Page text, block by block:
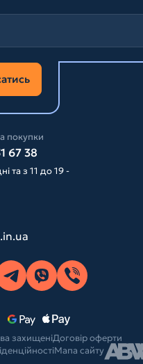
покупки
67 38
та з 11 до 19 -
захищеніДоговір оферти
Мапа сайту